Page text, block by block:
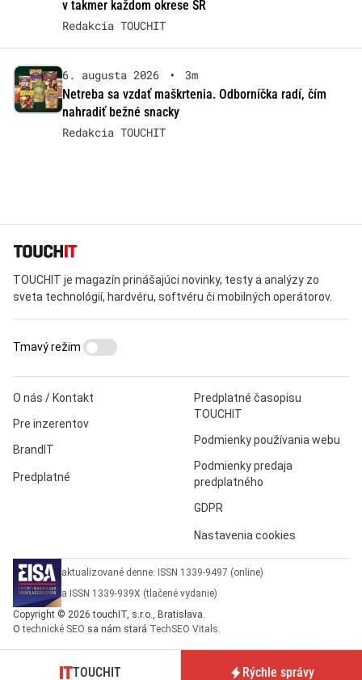
v takmer každom okrese SR
Redakcia TOUCHIT
6. augusta 2026 •
3m
Netreba sa vzdať maškrtenia. Odborníčka radí, čím
nahradiť bežné snacky
Redakcia TOUCHIT
TOUCHIT je magazín prinášajúci novinky, testy a analýzy zo
sveta technológií, hardvéru, softvéru či mobilných operátorov.
O nás / Kontakt
Pre inzerentov
BrandIT
Predplatné
Predplatné časopisu
TOUCHIT
Podmienky používania webu
Podmienky predaja
predplatného
GDPR
Nastavenia cookies
Tmavý režim
aktualizované denne: ISSN 1339-9497 (online)
a ISSN 1339-939X (tlačené vydanie)
Copyright © 2026 touchIT, s.r.o., Bratislava.
Otechnické SEO sa nám stará TechSEO Vitals
TOUCHIT Rýchle správy